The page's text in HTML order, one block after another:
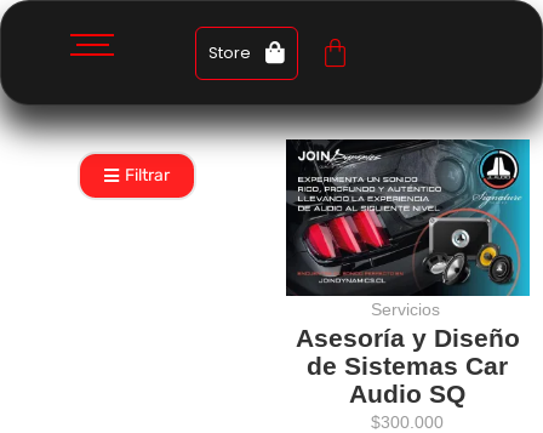
Store
Filtrar
Servicios
Asesoría y Diseño
de Sistemas Car
Audio SQ
$300.000